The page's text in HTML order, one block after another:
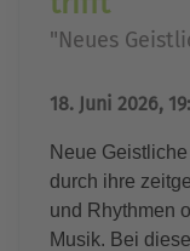
"Neues
18. Juni 2026,
Neue
durch ihre
und Rhythmen
Musik. Bei